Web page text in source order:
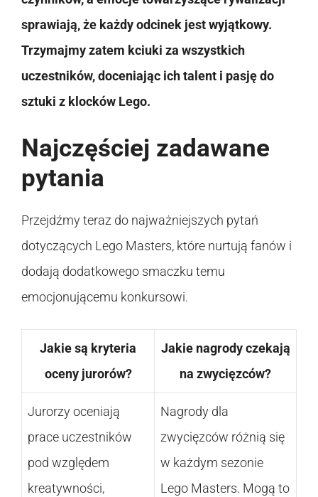
sprawiają, że każdy odcinek jest wyjątkowy.
Trzymajmy zatem kciuki za wszystkich
uczestników, doceniając ich talent i pasję do
sztuki z klocków Lego.
Najczęściej zadawane
pytania
Przejdźmy teraz do najważniejszych pytań
dotyczących Lego Masters, które nurtują fanów i
dodają dodatkowego smaczku temu
emocjonującemu konkursowi.
Jakie są kryteria
oceny jurorów?
Jakie nagrody czekają
na zwycięzców?
Jurorzy oceniają
prace uczestników
pod względem
kreatywności,
Nagrody dla
zwycięzców różnią się
w każdym sezonie
Lego Masters. Mogą to